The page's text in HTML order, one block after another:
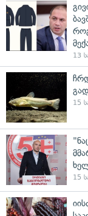
13
15
15